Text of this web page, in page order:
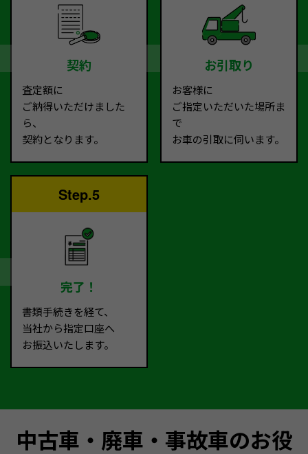
契約
査定額に
ご納得いただけました
ら、
契約となります。
お引取り
お客様に
ご指定いただいた場所ま
で
お車の引取に伺います。
Step.5
完了！
書類手続きを経て、
当社から指定口座へ
お振込いたします。
中古車・廃車・事故車のお役